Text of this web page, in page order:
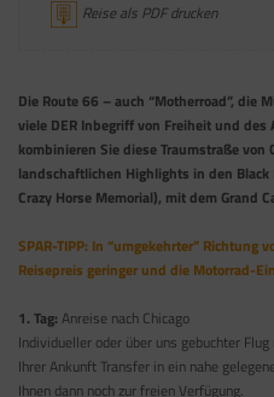
Reise als PDF drucken
Die Route 66 – auch “Motherroad”, die
viele DER Inbegriff von Freiheit und des
kombinieren Sie diese Traumstraße von
landschaftlichen Highlights in den
Crazy Horse Memorial), mit dem Grand
SPAR-TIPP: In “umgekehrter” Richtung
Reisepreis geringer und die Motorrad-
1. Tag: Anreise nach Chicago
Individueller oder über uns gebuchter
Ihrer Ankunft Transfer in ein nahe
Ihnen dann noch zur freien Verfügung.